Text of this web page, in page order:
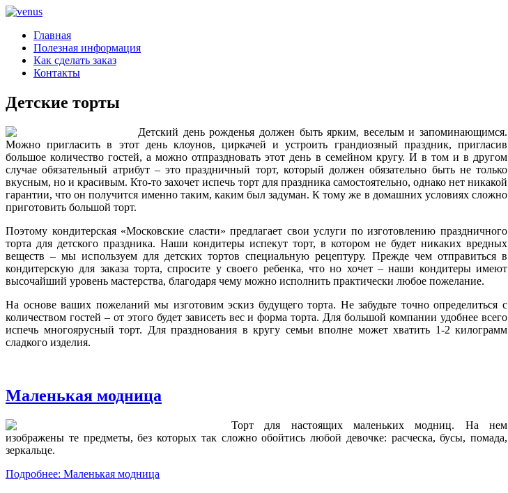
Главная
Полезная информация
Как сделать заказ
Контакты
Детские торты
Детский день рожденья должен быть ярким, веселым и запоминающимся.
Можно пригласить в этот день клоунов, циркачей и устроить грандиозный праздник, пригласив
большое количество гостей, а можно отпраздновать этот день в семейном кругу. И в том и в другом
случае обязательный атрибут – это праздничный торт, который должен обязательно быть не только
вкусным, но и красивым. Кто-то захочет испечь торт для праздника самостоятельно, однако нет никакой
гарантии, что он получится именно таким, каким был задуман. К тому же в домашних условиях сложно
приготовить большой торт.
Поэтому кондитерская «Московские сласти» предлагает свои услуги по изготовлению праздничного
торта для детского праздника. Наши кондитеры испекут торт, в котором не будет никаких вредных
веществ – мы используем для детских тортов специальную рецептуру. Прежде чем отправиться в
кондитерскую для заказа торта, спросите у своего ребенка, что но хочет – наши кондитеры имеют
высочайший уровень мастерства, благодаря чему можно исполнить практически любое пожелание.
На основе ваших пожеланий мы изготовим эскиз будущего торта. Не забудьте точно определиться с
количеством гостей – от этого будет зависеть вес и форма торта. Для большой компании удобнее всего
испечь многоярусный торт. Для празднования в кругу семьи вполне может хватить 1-2 килограмм
сладкого изделия.
Маленькая модница
Торт для настоящих маленьких модниц. На нем
изображены те предметы, без которых так сложно обойтись любой девочке: расческа, бусы, помада,
зеркальце.
Подробнее: Маленькая модница